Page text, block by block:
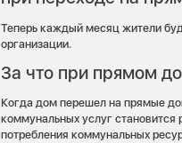
Теперь каждый месяц жители
организации.
За что при прямом
Когда дом перешел на прямые
коммунальных услуг
потребления коммунальных